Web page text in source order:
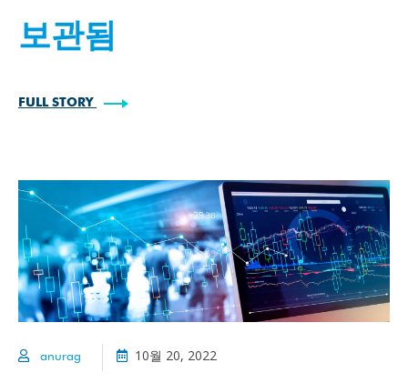
보관됨
FULL STORY
anurag 10월 20, 2022